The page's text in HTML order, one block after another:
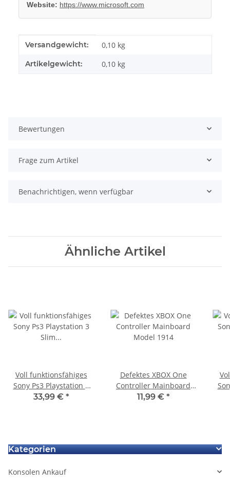
Website: https://www.microsoft.com
Produkteigenschaft
Wert
Versandgewicht: 0,10 kg
Artikelgewicht: 0,10 kg
Bewertungen
Frage zum Artikel
Benachrichtigen, wenn verfügbar
Ähnliche Artikel
Voll funktionsfähiges
Sony Ps3 Playstation 3
Slim CECH 3004A33,99 € *
Defektes XBOX One
Controller Mainboard
Model 1914
11,99 € *
Kategorien
Konsolen Ankauf